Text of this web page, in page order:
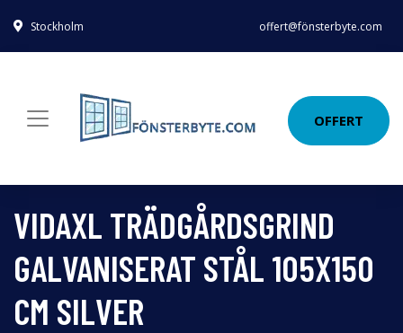
Stockholm offert@fönsterbyte.com
OFFERT
VIDAXL TRÄDGÅRDSGRIND
GALVANISERAT STÅL 105X150
CM SILVER